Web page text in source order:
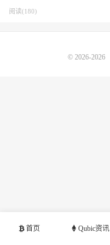
阅读(180)
首页 Qubic资讯
© 2026-2026